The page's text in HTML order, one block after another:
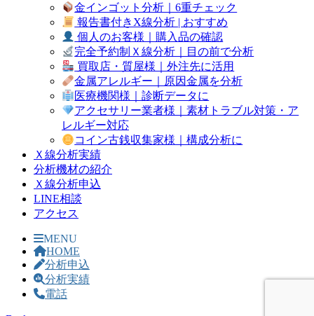
金インゴット分析｜6重チェック
報告書付きX線分析 | おすすめ
個人のお客様｜購入品の確認
完全予約制Ｘ線分析｜目の前で分析
買取店・質屋様｜外注先に活用
金属アレルギー｜原因金属を分析
医療機関様｜診断データに
アクセサリー業者様｜素材トラブル対策・ア
レルギー対応
コイン古銭収集家様｜構成分析に
Ｘ線分析実績
分析機材の紹介
Ｘ線分析申込
LINE相談
アクセス
MENU
HOME
分析申込
分析実績
電話